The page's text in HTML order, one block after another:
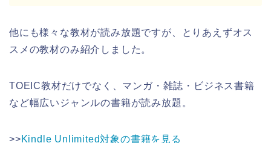
他にも様々な教材が読み放題ですが、とりあえずオス
スメの教材のみ紹介しました。
TOEIC教材だけでなく、マンガ・雑誌・ビジネス書籍
など幅広いジャンルの書籍が読み放題。
>>Kindle Unlimited対象の書籍を見る